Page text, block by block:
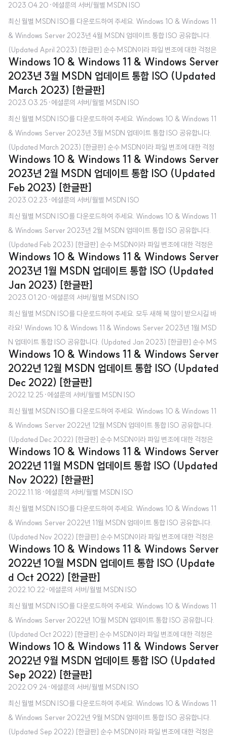
홈페이지에서 제공하는 ISO는 초기 버전(최신 Windows 업데이트 포함 X)입
니다. 클린 설치할 때 좋을까요? - 최신 업데이트가 포함되어 있다 보니 설치 직
후 따로 업데이트를 하지 않..
2023.04.20 ·에셜룬의 서버/월별 MSDN ISO
최신 월별 MSDN ISO를 다운로드하여 주세요. Windows 10 & Windows 11
& Windows Server 2023년 4월 MSDN 업데이트 통합 ISO 공유합니다.
(Updated April 2023) [한글판] 순수 MSDN이라 파일 변조에 대한 걱정은
하지 않으셔도 됩니다. MSDN 업데이트 통합 ISO가 무엇인가요? - 매월 MS
DN에서 제공하는 최신 Windows 업데이트가 포함된 ISO라고 보시면 됩니다.
Microsoft 공식 홈페이지에서 받는 것과 무엇이 다른가요? - Microsoft 공식
홈페이지에서 제공하는 ISO는 초기 버전(최신 Windows 업데이트 포함 X)입
니다. 클린 설치할 때 좋을까요? - 최신 업데이트가 포함되어 있다 보니 설치 직
후 따로 업데이트를 하지..
Windows 10 & Windows 11 & Windows Server
2023년 3월 MSDN 업데이트 통합 ISO (Updated
March 2023) [한글판]
2023.03.25 ·에셜룬의 서버/월별 MSDN ISO
최신 월별 MSDN ISO를 다운로드하여 주세요. Windows 10 & Windows 11
& Windows Server 2023년 3월 MSDN 업데이트 통합 ISO 공유합니다.
(Updated March 2023) [한글판] 순수 MSDN이라 파일 변조에 대한 걱정
은 하지 않으셔도 됩니다. MSDN 업데이트 통합 ISO가 무엇인가요? - 매월 M
SDN에서 제공하는 최신 Windows 업데이트가 포함된 ISO라고 보시면 됩니
다. Microsoft 공식 홈페이지에서 받는 것과 무엇이 다른가요? - Microsoft
공식 홈페이지에서 제공하는 ISO는 초기 버전(최신 Windows 업데이트 포함
X)입니다. 클린 설치할 때 좋을까요? - 최신 업데이트가 포함되어 있다 보니 설
치 직후 따로 업데이트를 하지..
Windows 10 & Windows 11 & Windows Server
2023년 2월 MSDN 업데이트 통합 ISO (Updated
Feb 2023) [한글판]
2023.02.23 ·에셜룬의 서버/월별 MSDN ISO
최신 월별 MSDN ISO를 다운로드하여 주세요. Windows 10 & Windows 11
& Windows Server 2023년 2월 MSDN 업데이트 통합 ISO 공유합니다.
(Updated Feb 2023) [한글판] 순수 MSDN이라 파일 변조에 대한 걱정은
하지 않으셔도 됩니다. MSDN 업데이트 통합 ISO가 무엇인가요? - 매월 MS
DN에서 제공하는 최신 Windows 업데이트가 포함된 ISO라고 보시면 됩니다.
Microsoft 공식 홈페이지에서 받는 것과 무엇이 다른가요? - Microsoft 공식
홈페이지에서 제공하는 ISO는 초기 버전(최신 Windows 업데이트 포함 X)입
니다. 클린 설치할 때 좋을까요? - 최신 업데이트가 포함되어 있다 보니 설치 직
후 따로 업데이트를 하지 않..
Windows 10 & Windows 11 & Windows Server
2023년 1월 MSDN 업데이트 통합 ISO (Updated
Jan 2023) [한글판]
2023.01.20 ·에셜룬의 서버/월별 MSDN ISO
최신 월별 MSDN ISO를 다운로드하여 주세요. 모두 새해 복 많이 받으시길 바
라요! Windows 10 & Windows 11 & Windows Server 2023년 1월 MSD
N 업데이트 통합 ISO 공유합니다. (Updated Jan 2023) [한글판] 순수 MS
DN이라 파일 변조에 대한 걱정은 하지 않으셔도 됩니다. MSDN 업데이트 통합
ISO가 무엇인가요? - 매월 MSDN에서 제공하는 최신 Windows 업데이트가
포함된 ISO라고 보시면 됩니다. Microsoft 공식 홈페이지에서 받는 것과 무엇
이 다른가요? - Microsoft 공식 홈페이지에서 제공하는 ISO는 초기 버전(최
신 Windows 업데이트 포함 X)입니다. 클린 설치할 때 좋을까요? - 최신 업데
이트가 포함되어 있다 보..
Windows 10 & Windows 11 & Windows Server
2022년 12월 MSDN 업데이트 통합 ISO (Updated
Dec 2022) [한글판]
2022.12.25 ·에셜룬의 서버/월별 MSDN ISO
최신 월별 MSDN ISO를 다운로드하여 주세요. Windows 10 & Windows 11
& Windows Server 2022년 12월 MSDN 업데이트 통합 ISO 공유합니다.
(Updated Dec 2022) [한글판] 순수 MSDN이라 파일 변조에 대한 걱정은
하지 않으셔도 됩니다. MSDN 업데이트 통합 ISO가 무엇인가요? - 매월 MS
DN에서 제공하는 최신 Windows 업데이트가 포함된 ISO라고 보시면 됩니다.
Microsoft 공식 홈페이지에서 받는 것과 무엇이 다른가요? - Microsoft 공식
홈페이지에서 제공하는 ISO는 초기 버전(최신 Windows 업데이트 포함 X)입
니다. 클린 설치할 때 좋을까요? - 최신 업데이트가 포함되어 있다 보니 설치 직
후 따로 업데이트를 하지 ..
Windows 10 & Windows 11 & Windows Server
2022년 11월 MSDN 업데이트 통합 ISO (Updated
Nov 2022) [한글판]
2022.11.18 ·에셜룬의 서버/월별 MSDN ISO
최신 월별 MSDN ISO를 다운로드하여 주세요. Windows 10 & Windows 11
& Windows Server 2022년 11월 MSDN 업데이트 통합 ISO 공유합니다.
(Updated Nov 2022) [한글판] 순수 MSDN이라 파일 변조에 대한 걱정은
하지 않으셔도 됩니다. MSDN 업데이트 통합 ISO가 무엇인가요? - 매월 MS
DN에서 제공하는 최신 Windows 업데이트가 포함된 ISO라고 보시면 됩니다.
Microsoft 공식 홈페이지에서 받는 것과 무엇이 다른가요? - Microsoft 공식
홈페이지에서 제공하는 ISO는 초기 버전(최신 Windows 업데이트 포함 X)입
니다. 클린 설치할 때 좋을까요? - 최신 업데이트가 포함되어 있다 보니 설치 직
후 따로 업데이트를 하지 ..
Windows 10 & Windows 11 & Windows Server
2022년 10월 MSDN 업데이트 통합 ISO (Update
d Oct 2022) [한글판]
2022.10.22 ·에셜룬의 서버/월별 MSDN ISO
최신 월별 MSDN ISO를 다운로드하여 주세요. Windows 10 & Windows 11
& Windows Server 2022년 10월 MSDN 업데이트 통합 ISO 공유합니다.
(Updated Oct 2022) [한글판] 순수 MSDN이라 파일 변조에 대한 걱정은
하지 않으셔도 됩니다. MSDN 업데이트 통합 ISO가 무엇인가요? - 매월 MS
DN에서 제공하는 최신 Windows 업데이트가 포함된 ISO라고 보시면 됩니다.
Microsoft 공식 홈페이지에서 받는 것과 무엇이 다른가요? - Microsoft 공식
홈페이지에서 제공하는 ISO는 초기 버전(최신 Windows 업데이트 포함 X)입
니다. 클린 설치할 때 좋을까요? - 최신 업데이트가 포함되어 있다 보니 설치 직
후 따로 업데이트를 하지 ..
Windows 10 & Windows 11 & Windows Server
2022년 9월 MSDN 업데이트 통합 ISO (Updated
Sep 2022) [한글판]
2022.09.24·에셜룬의 서버/월별 MSDN ISO
최신 월별 MSDN ISO를 다운로드하여 주세요. Windows 10 & Windows 11
& Windows Server 2022년 9월 MSDN 업데이트 통합 ISO 공유합니다.
(Updated Sep 2022) [한글판] 순수 MSDN이라 파일 변조에 대한 걱정은